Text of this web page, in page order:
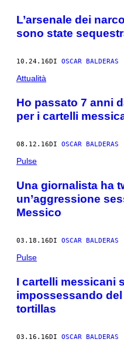
L’arsenale dei
sono state
10.24.16DI OSCAR BALDERAS
Attualità
Ho passato 7 anni
per i cartelli
08.12.16DI OSCAR BALDERAS
Pulse
Una giornalista ha
un’aggressione
Messico
03.18.16DI OSCAR BALDERAS
Pulse
I cartelli messicani
impossessando
tortillas
03.16.16DI OSCAR BALDERAS